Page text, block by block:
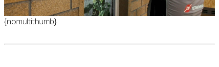
{nomultithumb}